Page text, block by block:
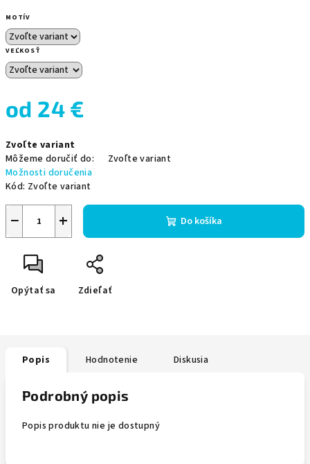
MOTÍV
VEĽKOSŤ
od 24 €
cena:
Zvoľte variant
Môžeme doručiť do:
Zvoľte variant
Možnosti doručenia
Kód: Zvoľte variant
+
− Do košíka
Opýtať sa Zdieľať
Popis Hodnotenie Diskusia
Podrobný popis
Popis produktu nie je dostupný